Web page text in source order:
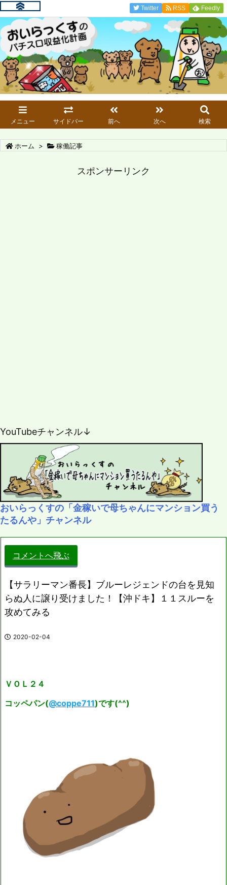
メニュー サイドバー 前へ 次へ 検索
Twitter RSS Feedly
ホーム > 稼働記事
スポンサーリンク
YouTubeチャンネル↓
おいらっくすの「金稼いで母ちゃんにマンション買う
たるんや」チャンネル
コメントへ飛ぶ
【サラリーマン番長】ブルーレジェンドの台を見知
らぬ人に譲り受けました！【沖ドキ】１１スルーを
攻めてみる
2020-02-04
ＶＯＬ２４
コッペパン(@coppe711)です(^^)